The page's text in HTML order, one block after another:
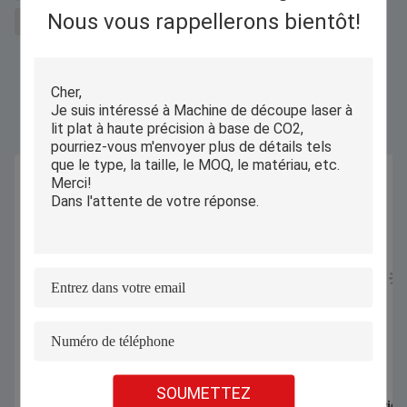
Nous vous rappellerons bientôt!
SOUMETTEZ
découpe laser co2
Produits Semblables